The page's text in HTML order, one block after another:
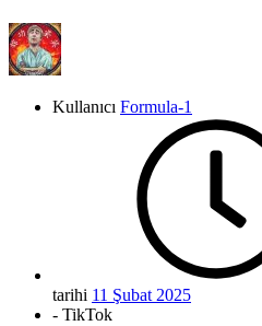
Kullanıcı Formula-1
tarihi 11 Şubat 2025
- TikTok